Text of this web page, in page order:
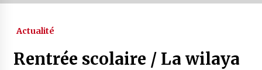
Magie de sorcier
Actualité
Rentrée scolaire / La wilaya